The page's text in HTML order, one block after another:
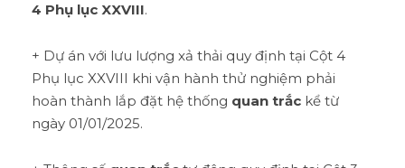
4 Phụ lục XXVIII.
+ Dự án với lưu lượng xả thải quy định tại Cột 4
Phụ lục XXVIII khi vận hành thử nghiệm phải
hoàn thành lắp đặt hệ thống quan trắc kể từ
ngày 01/01/2025.